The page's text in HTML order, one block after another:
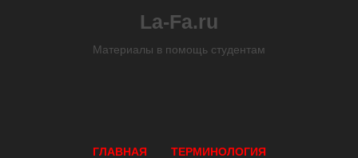
La-Fa.ru
Материалы в помощь студентам
ГЛАВНАЯ ТЕРМИНОЛОГИЯ